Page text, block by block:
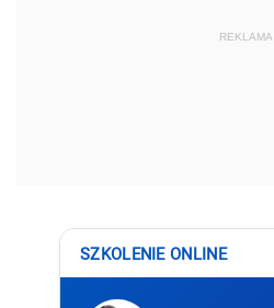
REKLAMA
SZKOLENIE ONLINE